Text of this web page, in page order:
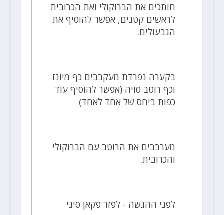
חותכים את הברוקולי ואת הכרובית
לראשים קטנים, אפשר להוסיף את
הגבעולים.
בקערה נפרדת מעקבבים כף מיונז
וכף רוטב סויה (אפשר להוסיף עוד
כפות ביחס של אחד לאחד)
מערבבים את הרוטב עם הברוקולי
והכרובית.
לפני ההגשה - לפזר פקאן סיני